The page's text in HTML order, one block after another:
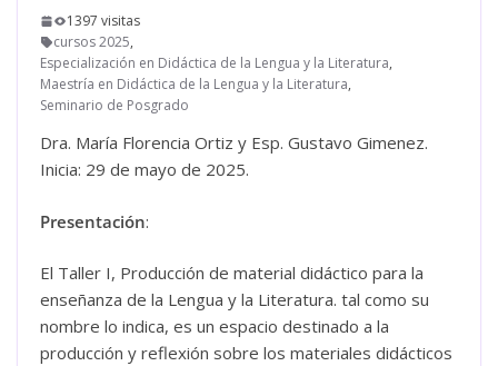
1397 visitas
cursos 2025,
Especialización en Didáctica de la Lengua y la Literatura,
Maestría en Didáctica de la Lengua y la Literatura,
Seminario de Posgrado
Dra. María Florencia Ortiz y Esp. Gustavo Gimenez.
Inicia: 29 de mayo de 2025.
Presentación:
El Taller I, Producción de material didáctico para la
enseñanza de la Lengua y la Literatura. tal como su
nombre lo indica, es un espacio destinado a la
producción y reflexión sobre los materiales didácticos